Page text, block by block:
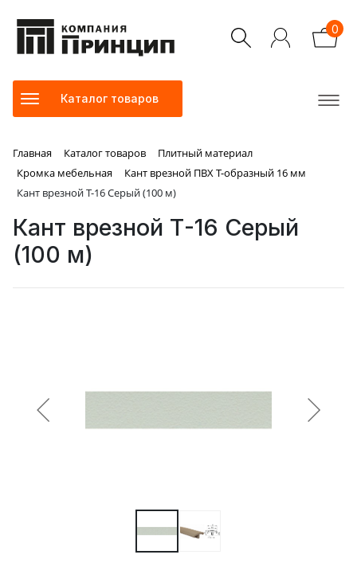
0
Каталог товаров
Главная Каталог товаров
Плитный материал
Кромка мебельная
Кант врезной ПВХ Т-образный 16 мм
Кант врезной Т-16 Серый (100 м)
Кант врезной Т-16 Серый
(100 м)